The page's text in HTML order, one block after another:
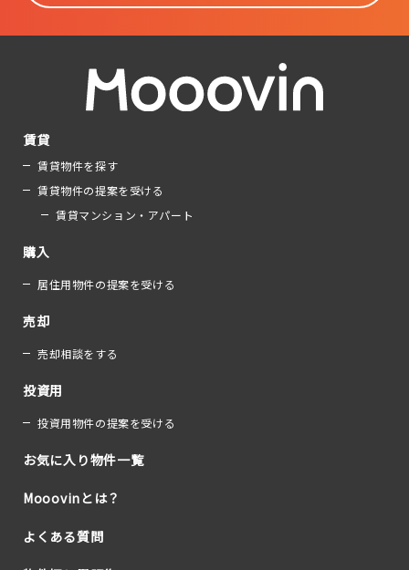
賃貸
賃貸物件を探す
賃貸物件の提案を受ける
賃貸マンション・アパート
購入
居住用物件の提案を受ける
売却
売却相談をする
投資用
投資用物件の提案を受ける
お気に入り物件一覧
Mooovinとは？
よくある質問